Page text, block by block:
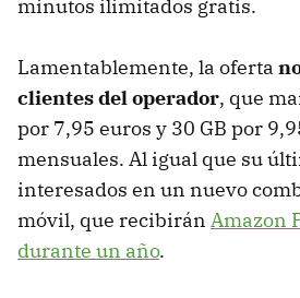
minutos ilimitados gratis.
Lamentablemente, la oferta
clientes del operador, que
por 7,95 euros y 30 GB por
mensuales. Al igual que su
interesados en un nuevo
móvil, que recibirán Amazon
durante un año.